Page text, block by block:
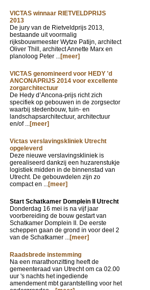
VICTAS winnaar RIETVELDPRIJS
2013
De jury van de Rietveldprijs 2013,
bestaande uit voormalig
rijksbouwmeester Wytze Patijn, architect
Oliver Thill, architect Annette Marx en
planoloog Peter ...[meer]
VICTAS genomineerd voor HEDY 'd
ANCONAPRIJS 2014 voor excellente
zorgarchitectuur
De Hedy d’Ancona-prijs richt zich
specifiek op gebouwen in de zorgsector
waarbij stedenbouw, tuin- en
landschapsarchitectuur, architectuur
en/of ...[meer]
Victas verslavingskliniek Utrecht
opgeleverd
Deze nieuwe verslavingskliniek is
gerealiseerd dankzij een huzarenstukje
logistiek midden in de binnenstad van
Utrecht. De gebouwdelen zijn zo
compact en ...[meer]
Start Schatkamer Domplein II Utrecht
Donderdag 16 mei is na vijf jaar
voorbereiding de bouw gestart van
Schatkamer Domplein II. De eerste
scheppen gaan de grond in voor deel 2
van de Schatkamer ...[meer]
Raadsbrede instemming
Na een marathonzitting heeft de
gemeenteraad van Utrecht om ca 02.00
uur 's nachts het ingediende
amendement mbt garantstelling voor het